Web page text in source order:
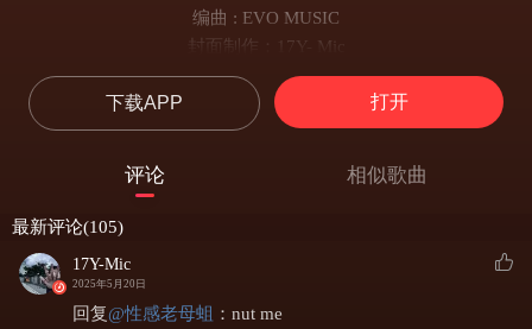
编曲 : EVO MUSIC
封面制作：17Y- Mic
最近怎样
我给你写的歌你有听了吗
不知道这是第几次为你写歌了
睡不着的夜不知道这是抽的第几根烟
那么你呢难过吗当我离开了
下载APP 打开
评论 相似歌曲
最新评论(105)
17Y-Mic
2025年5月20日
回复@性感老母蛆 ： nut me